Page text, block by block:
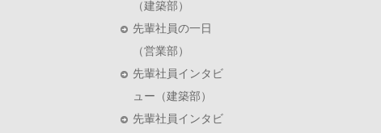
（建築部）
先輩社員の一日
（営業部）
先輩社員インタビ
ュー（建築部）
先輩社員インタビ